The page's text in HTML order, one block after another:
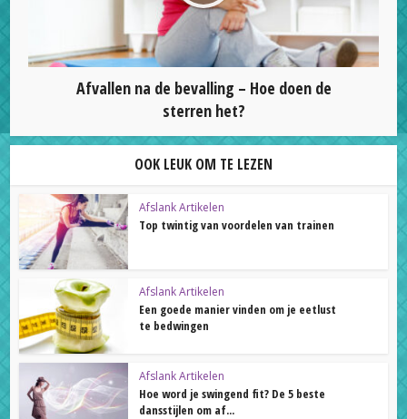
Afvallen na de bevalling – Hoe doen de
sterren het?
OOK LEUK OM TE LEZEN
Afslank Artikelen
Top twintig van voordelen van trainen
Afslank Artikelen
Een goede manier vinden om je eetlust
te bedwingen
Afslank Artikelen
Hoe word je swingend fit? De 5 beste
dansstijlen om af...